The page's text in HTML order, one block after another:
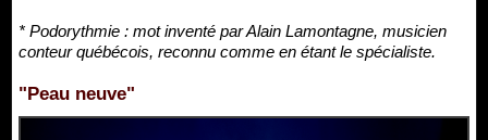
* Podorythmie : mot inventé par Alain Lamontagne, musicien
conteur québécois, reconnu comme en étant le spécialiste.
"Peau neuve"